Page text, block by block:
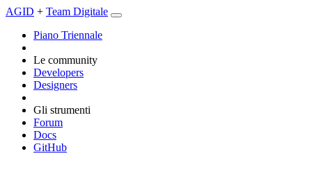
AGID + Team Digitale
Piano Triennale
Le community
Developers
Designers
Gli strumenti
Forum
Docs
GitHub